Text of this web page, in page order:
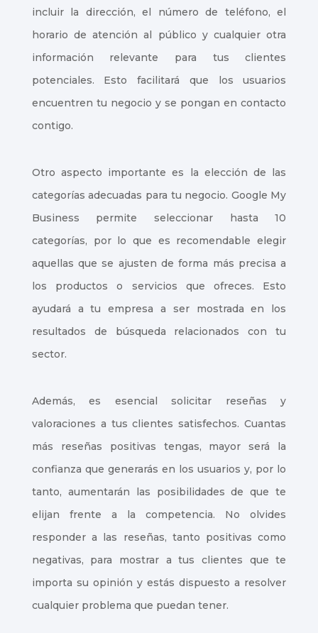
incluir la dirección, el número de teléfono, el
horario de atención al público y cualquier otra
información relevante para tus clientes
potenciales. Esto facilitará que los usuarios
encuentren tu negocio y se pongan en contacto
contigo.
Otro aspecto importante es la elección de las
categorías adecuadas para tu negocio. Google My
Business permite seleccionar hasta 10
categorías, por lo que es recomendable elegir
aquellas que se ajusten de forma más precisa a
los productos o servicios que ofreces. Esto
ayudará a tu empresa a ser mostrada en los
resultados de búsqueda relacionados con tu
sector.
Además, es esencial solicitar reseñas y
valoraciones a tus clientes satisfechos. Cuantas
más reseñas positivas tengas, mayor será la
confianza que generarás en los usuarios y, por lo
tanto, aumentarán las posibilidades de que te
elijan frente a la competencia. No olvides
responder a las reseñas, tanto positivas como
negativas, para mostrar a tus clientes que te
importa su opinión y estás dispuesto a resolver
cualquier problema que puedan tener.